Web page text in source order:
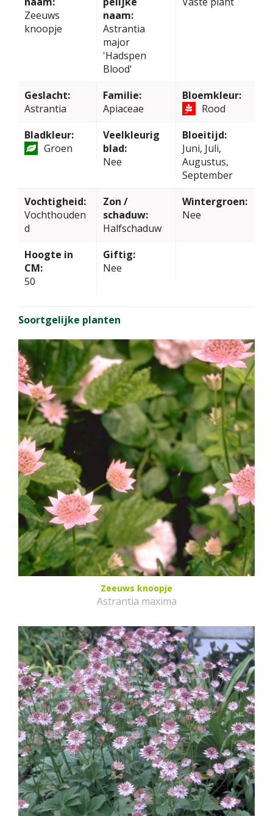
Zeeuws
knoopje
naam:
Astrantia
major
'Hadspen
Blood'
Geslacht:
Astrantia
Familie:
Apiaceae
Bloemkleur:
Rood
Bladkleur:
Groen
Veelkleurig
blad:
Nee
Bloeitijd:
Juni, Juli,
Augustus,
September
Vochtigheid:
Vochthouden
d
Zon /
schaduw:
Halfschaduw
Wintergroen:
Nee
Hoogte in
CM:
50
Giftig:
Nee
Soortgelijke planten
Zeeuws knoopje
Astrantia maxima